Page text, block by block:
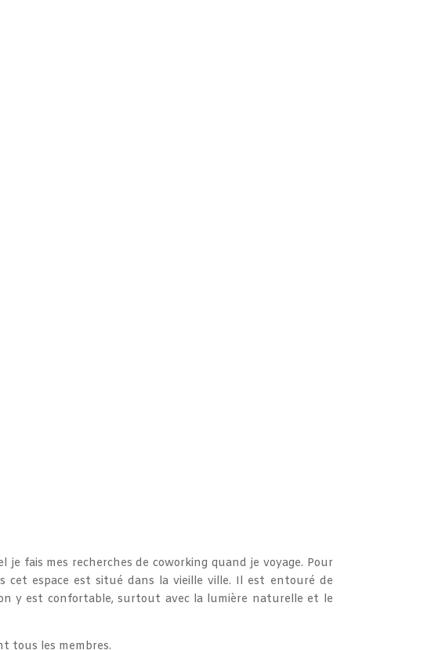
je fais mes recherches de coworking quand je voyage. Pour
cet espace est situé dans la vieille ville. Il est entouré de
y est confortable, surtout avec la lumière naturelle et le
tous les membres.